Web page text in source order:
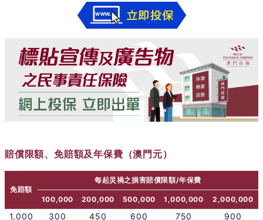
賠償限額、免賠額及年保費（澳門元）
免賠額
每起災禍之損害賠償限額/年保費
100,000 200,000 500,000 1,000,000 2,000,000
1,000 300 450 600 750
900